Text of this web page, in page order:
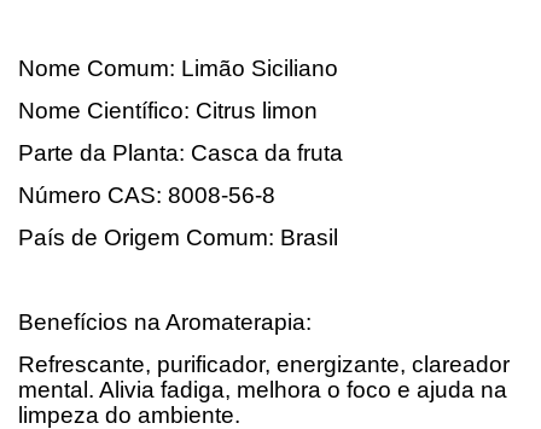
Nome Comum: Limão Siciliano
Nome Científico: Citrus limon
Parte da Planta: Casca da fruta
Número CAS: 8008-56-8
País de Origem Comum: Brasil
Benefícios na Aromaterapia:
Refrescante, purificador, energizante, clareador
mental. Alivia fadiga, melhora o foco e ajuda na
limpeza do ambiente.